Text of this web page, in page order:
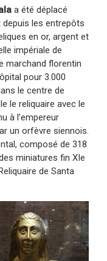
a été déplacé
depuis les entrepôts
en or, argent et
impériale de
marchand florentin
pour 3.000
le centre de
le reliquaire avec le
à l’empereur
un orfèvre siennois.
composé de 318
miniatures fin XIe
de Santa